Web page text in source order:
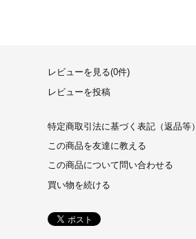
レビューを見る(0件)
レビューを投稿
特定商取引法に基づく表記（返品等）
この商品を友達に教える
この商品について問い合わせる
買い物を続ける